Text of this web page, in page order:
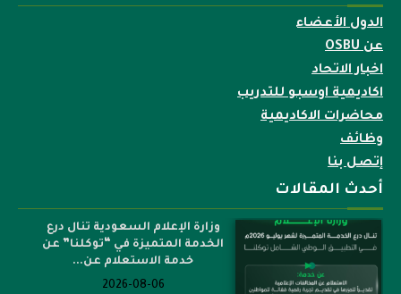
الدول الأعضاء
عن OSBU
اخبار الاتحاد
اكاديمية اوسبو للتدريب
محاضرات الاكاديمية
وظائف
إتصل بنا
أحدث المقالات
وزارة الإعلام السعودية تنال درع
الخدمة المتميزة في “توكلنا” عن
خدمة الاستعلام عن...
2026-08-06